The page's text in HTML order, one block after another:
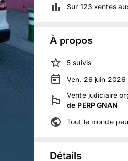
Sur 123 ventes
À propos
5 suivis
Ven. 26 juin
Vente judiciaire
de PERPIGNAN
Tout le monde
Détails